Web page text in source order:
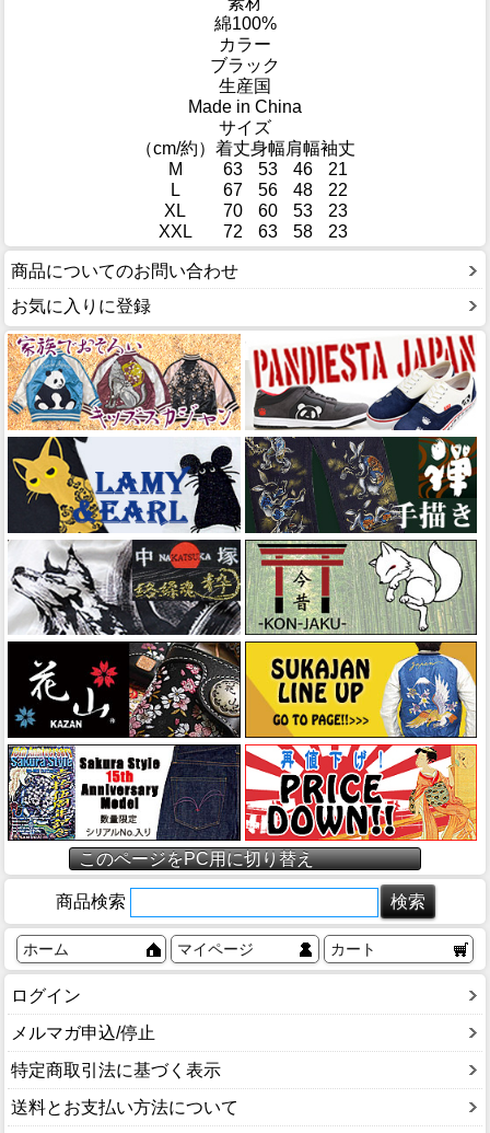
綿100%
カラー
ブラック
生産国
Made in China
サイズ
（cm/約） 着丈身幅肩幅袖丈
M
63 53 46
21
L
67 56 48
22
XL
70 60 53
23
XXL
72 63 58 23
商品についてのお問い合わせ
お気に入りに登録
このページをPC用に切り替え
商品検索
ホーム マイページ カート
ログイン
メルマガ申込/停止
特定商取引法に基づく表示
送料とお支払い方法について